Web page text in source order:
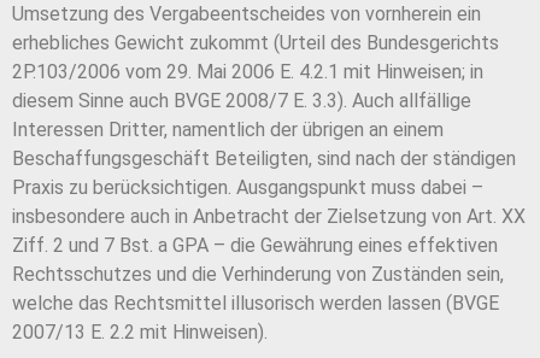
Umsetzung des Vergabeentscheides von vornherein ein
erhebliches Gewicht zukommt (Urteil des Bundesgerichts
2P.103/2006 vom 29. Mai 2006 E. 4.2.1 mit Hinweisen; in
diesem Sinne auch BVGE 2008/7 E. 3.3). Auch allfällige
Interessen Dritter, namentlich der übrigen an einem
Beschaffungsgeschäft Beteiligten, sind nach der ständigen
Praxis zu berücksichtigen. Ausgangspunkt muss dabei –
insbesondere auch in Anbetracht der Zielsetzung von Art. XX
Ziff. 2 und 7 Bst. a GPA – die Gewährung eines effektiven
Rechtsschutzes und die Verhinderung von Zuständen sein,
welche das Rechtsmittel illusorisch werden lassen (BVGE
2007/13 E. 2.2 mit Hinweisen).